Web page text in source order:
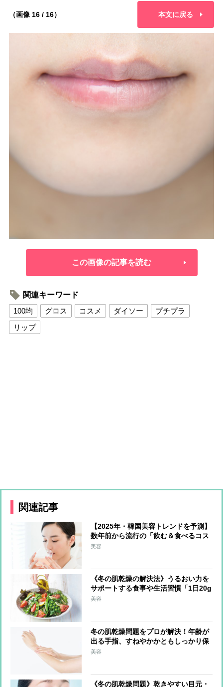
（画像 16 / 16） 本文に戻る
この画像の記事を読む
関連キーワード
100均
グロス コスメ ダイソー
プチプラ
リップ
関連記事
【2025年・韓国美容トレンドを予測】
数年前から流行の「飲む＆食べるコス
メ」が日本上陸か 最注目は上あごに
美容
《冬の肌乾燥の解決法》うるおい力を
サポートする食事や生活習慣「1日20g
の油脂を」「外出時はマスクで保湿」
美容
冬の肌乾燥問題をプロが解決！年齢が
出る手指、すねやかかともしっかり保
湿「調理中はこまめに手を拭く」のも
美容
《冬の肌乾燥問題》乾きやすい目元・